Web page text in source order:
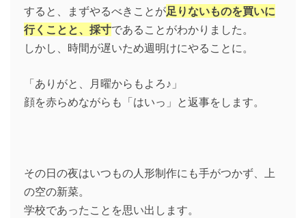
すると、まずやるべきことが足りないものを買いに
行くことと、採寸であることがわかりました。
しかし、時間が遅いため週明けにやることに。
「ありがと、月曜からもよろ♪」
顔を赤らめながらも「はいっ」と返事をします。
その日の夜はいつもの人形制作にも手がつかず、上
の空の新菜。
学校であったことを思い出します。